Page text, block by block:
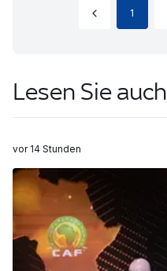
1
Lesen Sie auch
vor 14 Stunden